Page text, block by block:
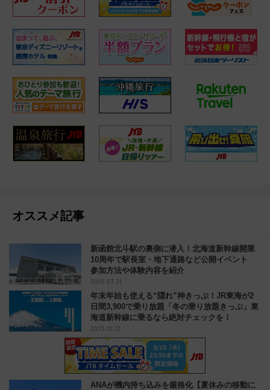
オススメ記事
新函館北斗駅の裏側に潜入！北海道新幹線開業
10周年で駅長室・地下通路など公開イベント
参加方法や体験内容を紹介
2026.07.31
年末年始も使える“隠れ”神きっぷ！JR東海が2
日間3,900で乗り放題「冬の乗り放題きっぷ」東
海道新幹線に乗るなら絶対チェックを！
2025.12.12
ANAが機内持ち込みを厳格化【夏休みの移動に